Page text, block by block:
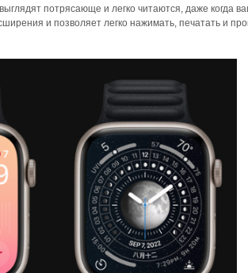
потрясающе и легко читаются, даже когда
и позволяет легко нажимать, печатать и